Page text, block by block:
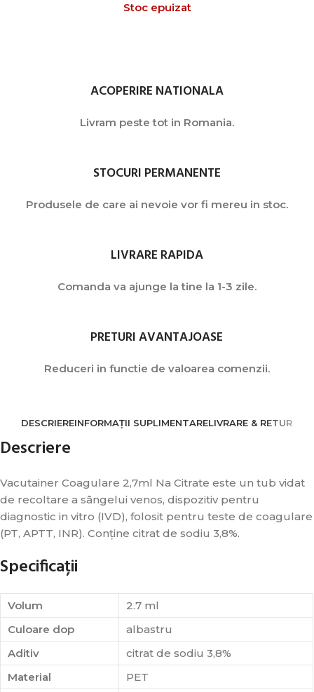
Stoc epuizat
ACOPERIRE NATIONALA
Livram peste tot in Romania.
STOCURI PERMANENTE
Produsele de care ai nevoie vor fi mereu in stoc.
LIVRARE RAPIDA
Comanda va ajunge la tine la 1-3 zile.
PRETURI AVANTAJOASE
Reduceri in functie de valoarea comenzii.
DESCRIEREINFORMAȚII SUPLIMENTARELIVRARE & RETUR
Descriere
Vacutainer Coagulare 2,7ml Na Citrate este un tub vidat
de recoltare a sângelui venos, dispozitiv pentru
diagnostic in vitro (IVD), folosit pentru teste de coagulare
(PT, APTT, INR). Conține citrat de sodiu 3,8%.
Specificații
Volum
2.7 ml
Culoare dop
albastru
Aditiv
citrat de sodiu 3,8%
Material
PET